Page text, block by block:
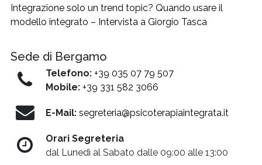
Integrazione solo un trend topic? Quando usare il
modello integrato – Intervista a Giorgio Tasca
Sede di Bergamo
Telefono: +39 035 07 79 507
Mobile: +39 331 582 3066
E-Mail: segreteria@psicoterapiaintegrata.it
Orari Segreteria
dal Lunedì al Sabato dalle 09:00 alle 13:00